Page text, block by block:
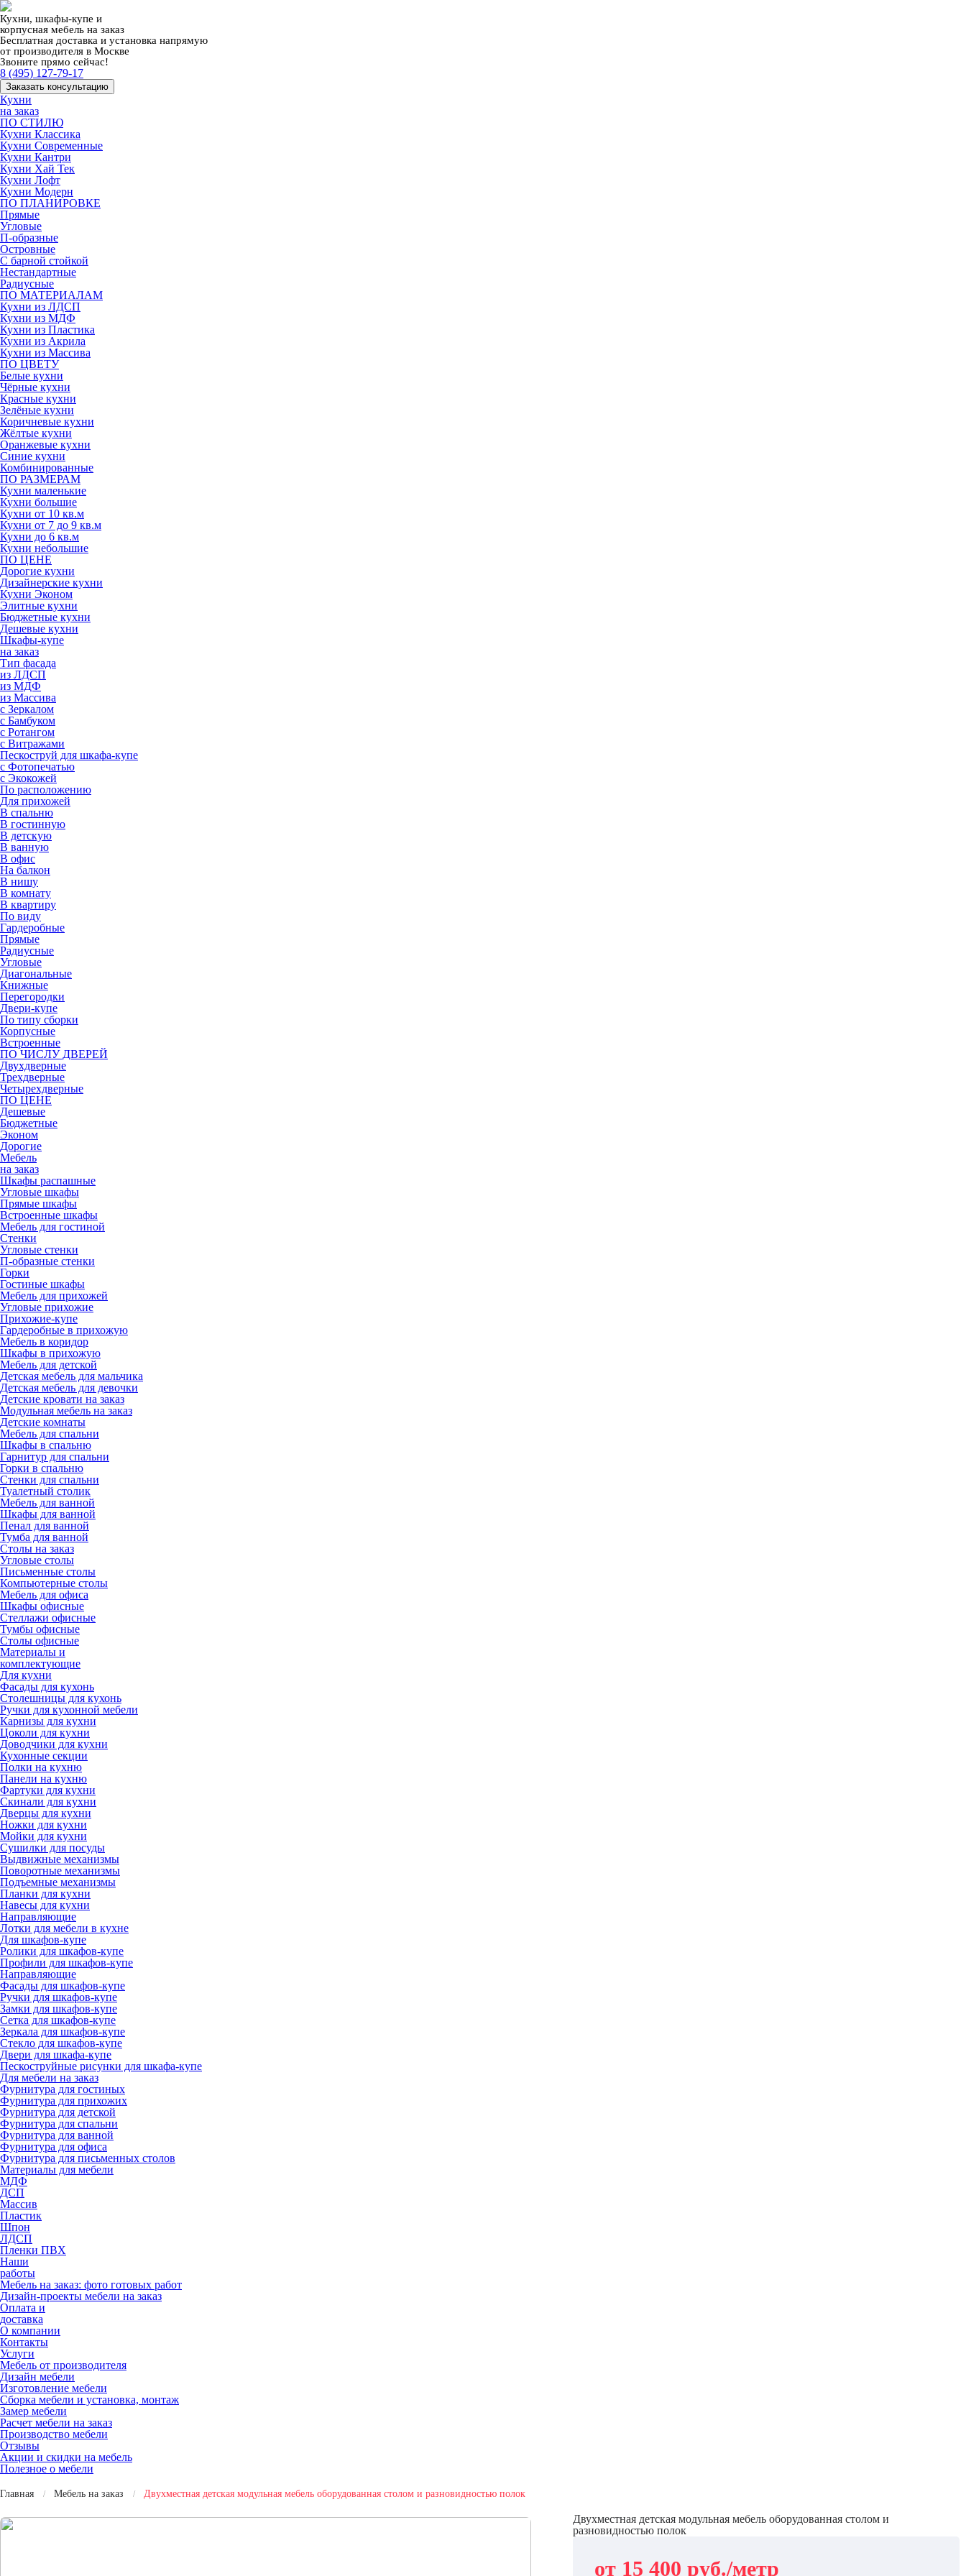
Кухни, шкафы-купе и
корпусная мебель на заказ
Бесплатная доставка и установка напрямую
от производителя в Москве
Звоните прямо сейчас!
8 (495) 127-79-17
Заказать консультацию
Кухни
на заказ
ПО СТИЛЮ
Кухни Классика
Кухни Современные
Кухни Кантри
Кухни Хай Тек
Кухни Лофт
Кухни Модерн
ПО ПЛАНИРОВКЕ
Прямые
Угловые
П-образные
Островные
С барной стойкой
Нестандартные
Радиусные
ПО МАТЕРИАЛАМ
Кухни из ЛДСП
Кухни из МДФ
Кухни из Пластика
Кухни из Акрила
Кухни из Массива
ПО ЦВЕТУ
Белые кухни
Чёрные кухни
Красные кухни
Зелёные кухни
Коричневые кухни
Жёлтые кухни
Оранжевые кухни
Синие кухни
Комбинированные
ПО РАЗМЕРАМ
Кухни маленькие
Кухни большие
Кухни от 10 кв.м
Кухни от 7 до 9 кв.м
Кухни до 6 кв.м
Кухни небольшие
ПО ЦЕНЕ
Дорогие кухни
Дизайнерские кухни
Кухни Эконом
Элитные кухни
Бюджетные кухни
Дешевые кухни
Шкафы-купе
на заказ
Тип фасада
из ЛДСП
из МДФ
из Массива
с Зеркалом
с Бамбуком
с Ротангом
с Витражами
Пескоструй для шкафа-купе
с Фотопечатью
с Экокожей
По расположению
Для прихожей
В спальню
В гостинную
В детскую
В ванную
В офис
На балкон
В нишу
В комнату
В квартиру
По виду
Гардеробные
Прямые
Радиусные
Угловые
Диагональные
Книжные
Перегородки
Двери-купе
По типу сборки
Корпусные
Встроенные
ПО ЧИСЛУ ДВЕРЕЙ
Двухдверные
Трехдверные
Четырехдверные
ПО ЦЕНЕ
Дешевые
Бюджетные
Эконом
Дорогие
Мебель
на заказ
Шкафы распашные
Угловые шкафы
Прямые шкафы
Встроенные шкафы
Мебель для гостиной
Стенки
Угловые стенки
П-образные стенки
Горки
Гостиные шкафы
Мебель для прихожей
Угловые прихожие
Прихожие-купе
Гардеробные в прихожую
Мебель в коридор
Шкафы в прихожую
Мебель для детской
Детская мебель для мальчика
Детская мебель для девочки
Детские кровати на заказ
Модульная мебель на заказ
Детские комнаты
Мебель для спальни
Шкафы в спальню
Гарнитур для спальни
Горки в спальню
Стенки для спальни
Туалетный столик
Мебель для ванной
Шкафы для ванной
Пенал для ванной
Тумба для ванной
Столы на заказ
Угловые столы
Письменные столы
Компьютерные столы
Мебель для офиса
Шкафы офисные
Стеллажи офисные
Тумбы офисные
Столы офисные
Материалы и
комплектующие
Для кухни
Фасады для кухонь
Столешницы для кухонь
Ручки для кухонной мебели
Карнизы для кухни
Цоколи для кухни
Доводчики для кухни
Кухонные секции
Полки на кухню
Панели на кухню
Фартуки для кухни
Скинали для кухни
Дверцы для кухни
Ножки для кухни
Мойки для кухни
Сушилки для посуды
Выдвижные механизмы
Поворотные механизмы
Подъемные механизмы
Планки для кухни
Навесы для кухни
Направляющие
Лотки для мебели в кухне
Для шкафов-купе
Ролики для шкафов-купе
Профили для шкафов-купе
Направляющие
Фасады для шкафов-купе
Ручки для шкафов-купе
Замки для шкафов-купе
Сетка для шкафов-купе
Зеркала для шкафов-купе
Стекло для шкафов-купе
Двери для шкафа-купе
Пескоструйные рисунки для шкафа-купе
Для мебели на заказ
Фурнитура для гостиных
Фурнитура для прихожих
Фурнитура для детской
Фурнитура для спальни
Фурнитура для ванной
Фурнитура для офиса
Фурнитура для письменных столов
Материалы для мебели
МДФ
ДСП
Массив
Пластик
Шпон
ЛДСП
Пленки ПВХ
Наши
работы
Мебель на заказ: фото готовых работ
Дизайн-проекты мебели на заказ
Оплата и
доставка
О компании
Контакты
Услуги
Мебель от производителя
Дизайн мебели
Изготовление мебели
Сборка мебели и установка, монтаж
Замер мебели
Расчет мебели на заказ
Производство мебели
Отзывы
Акции и скидки на мебель
Полезное о мебели
Главная Мебель на заказ Двухместная детская модульная мебель оборудованная столом и разновидностью полок
Двухместная детская модульная мебель оборудованная столом и
разновидностью полок
от 15 400 руб./метр